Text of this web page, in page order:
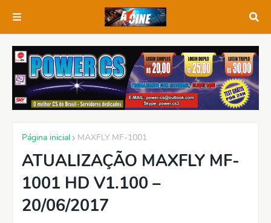
Página inicial MAXFLY MF-1001
ATUALIZAÇÃO MAXFLY MF-
1001 HD V1.100 –
20/06/2017